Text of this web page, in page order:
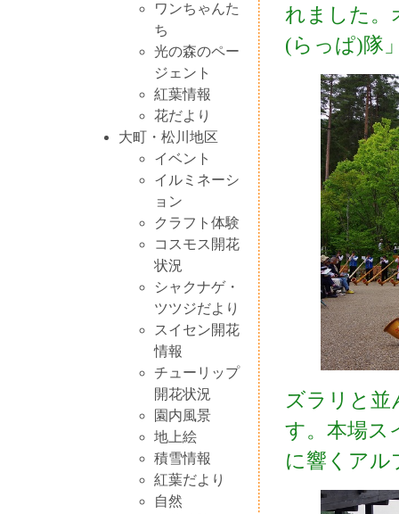
ワンちゃんた
ち
光の森のペー
ジェント
紅葉情報
花だより
大町・松川地区
イベント
イルミネーシ
ョン
クラフト体験
コスモス開花
状況
シャクナゲ・
ツツジだより
スイセン開花
情報
チューリップ
開花状況
園内風景
地上絵
積雪情報
紅葉だより
自然
れました。
(らっぱ)隊
ズラリと並
す。本場ス
に響くアル